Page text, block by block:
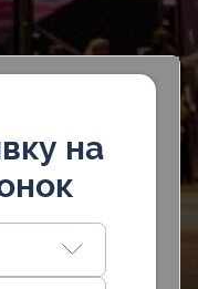
на